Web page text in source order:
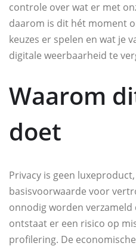
controle over wat er met
daarom is dit hét moment
keuzes er spelen en wat je
digitale weerbaarheid te
Waarom
doet
Privacy is geen
basisvoorwaarde voor
onnodig worden verzameld
ontstaat er een risico op
profilering. De